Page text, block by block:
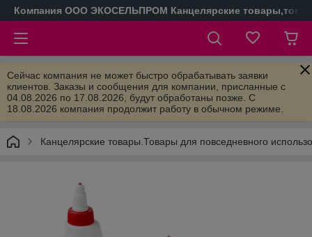
Компания ООО ЭКОСЕЛЬПРОМ Канцелярские
Сейчас компания не может быстро обрабатывать заявки
клиентов. Заказы и сообщения для компании, присланные с
04.08.2026 по 17.08.2026, будут обработаны позже. С
18.08.2026 компания продолжит работу в обычном режиме.
Канцелярские товары.Товары для повседневного